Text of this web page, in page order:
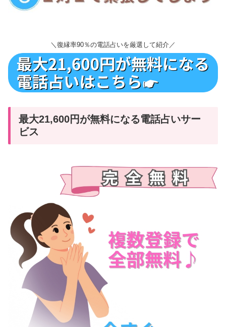
＼復縁率90％の電話占いを厳選して紹介／
最大21,600円が無料になる電話占いサー
ビス